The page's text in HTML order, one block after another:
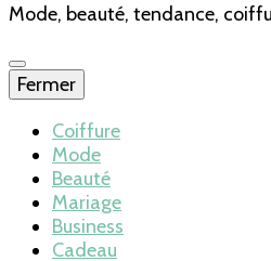
Mode, beauté, tendance,
Fermer
Coiffure
Mode
Beauté
Mariage
Business
Cadeau